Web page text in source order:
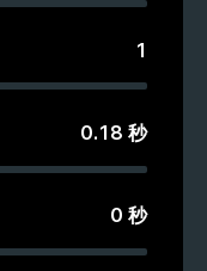
1
0.18 秒
0 秒